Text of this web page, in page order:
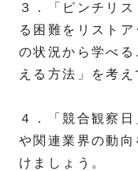
３．「ピンチリ
る困難をリスト
の状況から学べ
える方法」を考え
４．「競合観察
や関連業界の動
けましょう。